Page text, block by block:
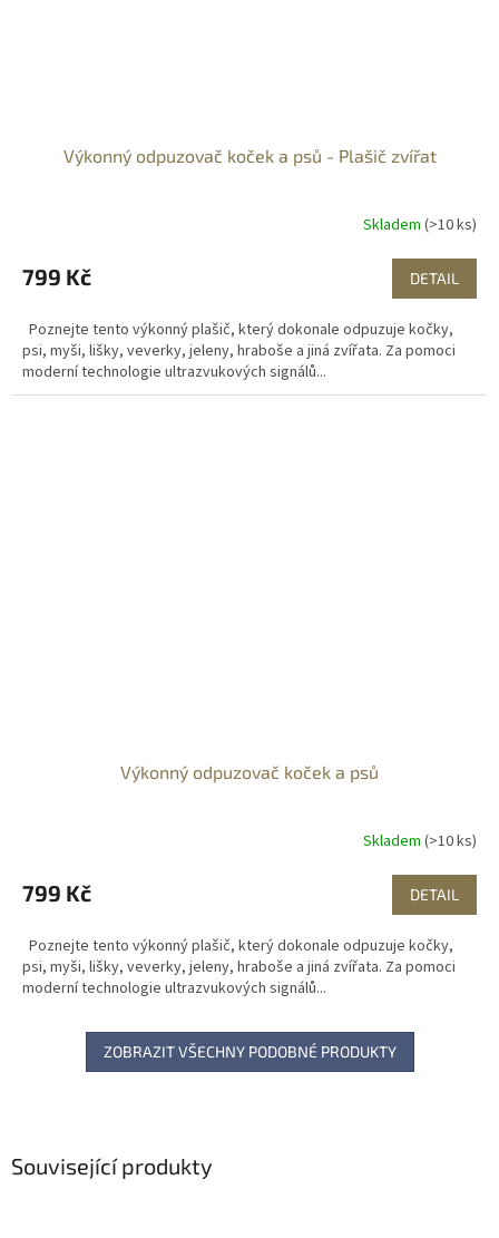
Související produkty
Výkonný odpuzovač koček a psů - Plašič zvířat
Skladem (>10 ks)
799 Kč DETAIL
Poznejte tento výkonný plašič, který dokonale odpuzuje kočky,
psi, myši, lišky, veverky, jeleny, hraboše a jiná zvířata. Za pomoci
moderní technologie ultrazvukových signálů...
Výkonný odpuzovač koček a psů
Skladem (>10 ks)
799 Kč DETAIL
Poznejte tento výkonný plašič, který dokonale odpuzuje kočky,
psi, myši, lišky, veverky, jeleny, hraboše a jiná zvířata. Za pomoci
moderní technologie ultrazvukových signálů...
ZOBRAZIT VŠECHNY PODOBNÉ PRODUKTY